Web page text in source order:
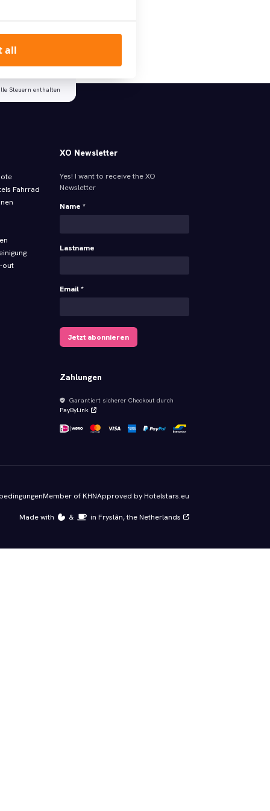
Steuern enthalten
Fahrrad
out
XO Newsletter
Yes! I want to receive the XO
Newsletter
Name *
Lastname
Email *
Jetzt abonnieren
Zahlungen
Garantiert sicherer Checkout durch
PayByLink
Member of KHNApproved by Hotelstars.eu
Made with ️& in Fryslân, the Netherlands
all